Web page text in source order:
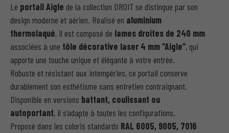
Le portail Aigle de la collection DROIT se distingue par son
design moderne et aérien. Réalisé en aluminium
thermolaqué, il est composé de lames droites de 240 mm
associées à une tôle décorative laser 4 mm “Aigle”, qui
apporte une touche unique et élégante à votre entrée.
Robuste et résistant aux intempéries, ce portail conserve
durablement son esthétisme sans entretien contraignant.
Disponible en versions battant, coulissant ou
autoportant, il s’adapte à toutes les configurations.
Proposé dans les coloris standards RAL 6005, 9005, 7016